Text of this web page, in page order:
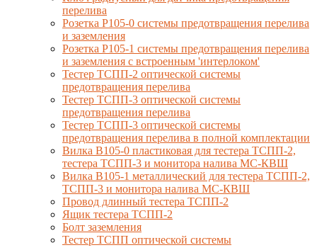
перелива
Розетка Р105-0 системы предотвращения перелива
и заземления
Розетка Р105-1 системы предотвращения перелива
и заземления с встроенным 'интерлоком'
Тестер ТСПП-2 оптической системы
предотвращения перелива
Тестер ТСПП-3 оптической системы
предотвращения перелива
Тестер ТСПП-3 оптической системы
предотвращения перелива в полной комплектации
Вилка В105-0 пластиковая для тестера ТСПП-2,
тестера ТСПП-3 и монитора налива МС-КВШ
Вилка В105-1 металлический для тестера ТСПП-2,
ТСПП-3 и монитора налива МС-КВШ
Провод длинный тестера ТСПП-2
Ящик тестера ТСПП-2
Болт заземления
Тестер ТСПП оптической системы